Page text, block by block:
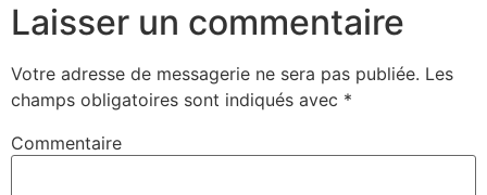
Laisser un commentaire
Votre adresse de messagerie ne sera pas publiée. Les
champs obligatoires sont indiqués avec *
Commentaire